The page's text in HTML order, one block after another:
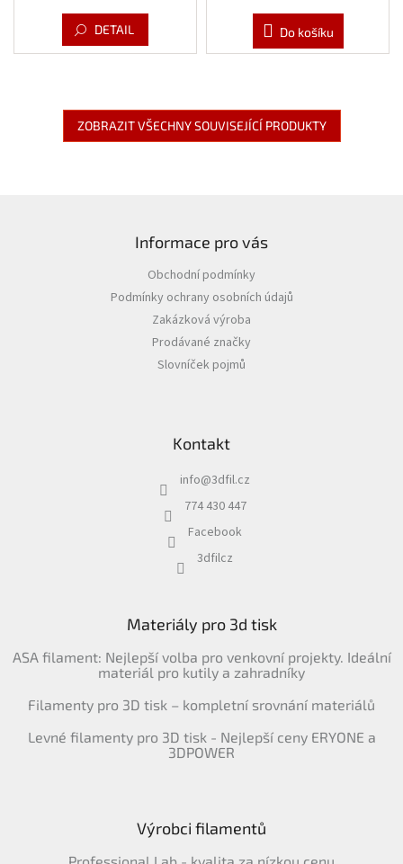
DETAIL Do košíku
ZOBRAZIT VŠECHNY SOUVISEJÍCÍ PRODUKTY
Informace pro vás
Obchodní podmínky
Podmínky ochrany osobních údajů
Zakázková výroba
Prodávané značky
Slovníček pojmů
Kontakt
info@3dfil.cz
774 430 447
Facebook
3dfilcz
Materiály pro 3d tisk
ASA filament: Nejlepší volba pro venkovní projekty. Ideální
materiál pro kutily a zahradníky
Filamenty pro 3D tisk – kompletní srovnání materiálů
Levné filamenty pro 3D tisk - Nejlepší ceny ERYONE a
3DPOWER
Výrobci filamentů
Professional Lab - kvalita za nízkou cenu